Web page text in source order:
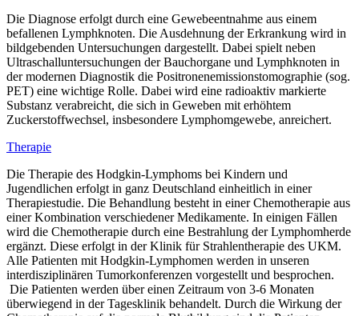
Die Diagnose erfolgt durch eine Gewebeentnahme aus einem
befallenen Lymphknoten. Die Ausdehnung der Erkrankung wird in
bildgebenden Untersuchungen dargestellt. Dabei spielt neben
Ultraschalluntersuchungen der Bauchorgane und Lymphknoten in
der modernen Diagnostik die Positronenemissionstomographie (sog.
PET) eine wichtige Rolle. Dabei wird eine radioaktiv markierte
Substanz verabreicht, die sich in Geweben mit erhöhtem
Zuckerstoffwechsel, insbesondere Lymphomgewebe, anreichert.
Therapie
Die Therapie des Hodgkin-Lymphoms bei Kindern und
Jugendlichen erfolgt in ganz Deutschland einheitlich in einer
Therapiestudie. Die Behandlung besteht in einer Chemotherapie aus
einer Kombination verschiedener Medikamente. In einigen Fällen
wird die Chemotherapie durch eine Bestrahlung der Lymphomherde
ergänzt. Diese erfolgt in der Klinik für Strahlentherapie des UKM.
Alle Patienten mit Hodgkin-Lymphomen werden in unseren
interdisziplinären Tumorkonferenzen vorgestellt und besprochen.
Die Patienten werden über einen Zeitraum von 3-6 Monaten
überwiegend in der Tagesklinik behandelt. Durch die Wirkung der